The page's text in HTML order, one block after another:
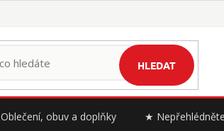
HLEDAT
Oblečení, obuv a doplňky ★